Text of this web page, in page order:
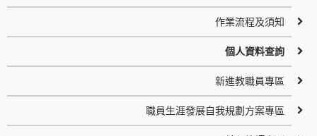
作業流程及須知
個人資料查詢
新進教職員專區
職員生涯發展自我規劃方案專區